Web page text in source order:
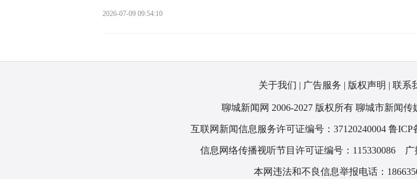
2026-07-09 09:54:10
关于我们 广告服务 版权声明 联系
聊城新闻网 2006-2027 版权所有 聊城市新闻
互联网新闻信息服务许可证编号：37120240004 鲁ICP
信息网络传播视听节目许可证编号：115330086 广
本网违法和不良信息举报电话：